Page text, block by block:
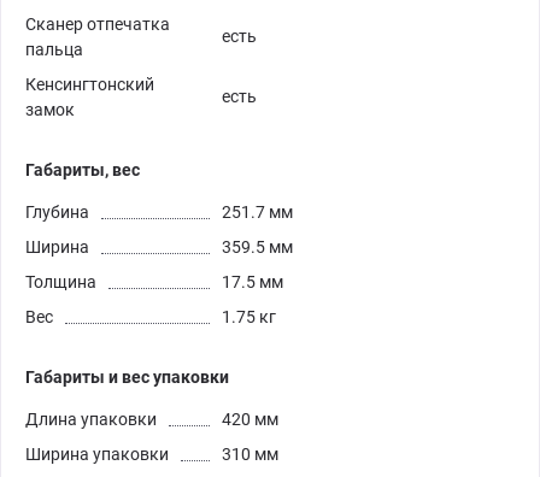
Сканер отпечатка
пальца
есть
Кенсингтонский
замок
есть
Габариты, вес
Глубина
251.7 мм
Ширина
359.5 мм
Толщина
17.5 мм
Вес
1.75 кг
Габариты и вес упаковки
Длина упаковки
420 мм
Ширина упаковки
310 мм